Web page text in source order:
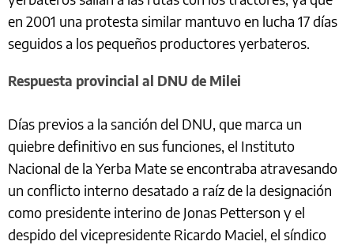
en 2001 una protesta similar mantuvo en lucha 17 días
seguidos a los pequeños productores yerbateros.
Respuesta provincial al DNU de Milei
Días previos a la sanción del DNU, que marca un
quiebre definitivo en sus funciones, el Instituto
Nacional de la Yerba Mate se encontraba atravesando
un conflicto interno desatado a raíz de la designación
como presidente interino de Jonas Petterson y el
despido del vicepresidente Ricardo Maciel, el síndico